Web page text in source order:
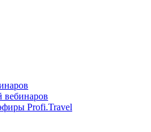
вебинаров
Profi.Travel